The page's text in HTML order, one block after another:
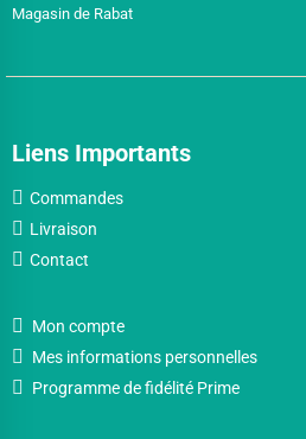
Magasin de Rabat
Liens Importants
Commandes
Livraison
Contact
Mon compte
Mes informations personnelles
Programme de fidélité Prime